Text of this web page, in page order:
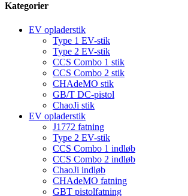
Kategorier
EV opladerstik
Type 1 EV-stik
Type 2 EV-stik
CCS Combo 1 stik
CCS Combo 2 stik
CHAdeMO stik
GB/T DC-pistol
ChaoJi stik
EV opladerstik
J1772 fatning
Type 2 EV-stik
CCS Combo 1 indløb
CCS Combo 2 indløb
ChaoJi indløb
CHAdeMO fatning
GBT pistolfatning